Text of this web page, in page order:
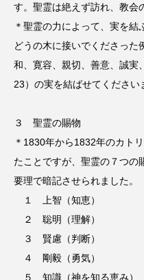
す。聖霊は絶えず訪れ、教会
＊聖霊の力によって、実を
どうの木に接いでくださった
和、寛容、親切、善意、誠実
23）の実を結ばせてください
３ 聖霊の賜物
＊1830年から1832年のカト
たことですが、聖霊の７つの
要理で暗記させられました。
１ 上智（知恵）
２ 聡明（理解）
３ 賢慮（判断）
４ 剛毅（勇気）
５ 知識（神を知る恵み）